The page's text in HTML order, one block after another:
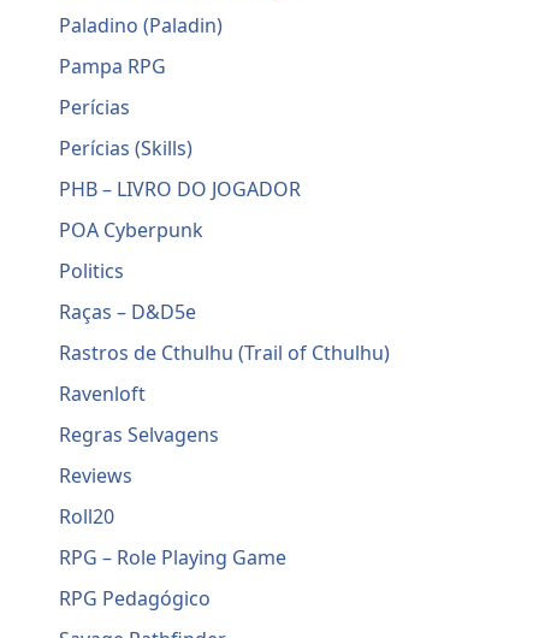
Paladino (Paladin)
Pampa RPG
Perícias
Perícias (Skills)
PHB – LIVRO DO JOGADOR
POA Cyberpunk
Politics
Raças – D&D5e
Rastros de Cthulhu (Trail of Cthulhu)
Ravenloft
Regras Selvagens
Reviews
Roll20
RPG – Role Playing Game
RPG Pedagógico